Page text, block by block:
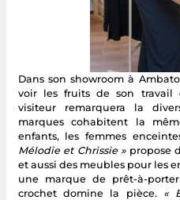
Dans son showroom à
voir les fruits de son travail
visiteur remarquera la
marques cohabitent la
enfants, les femmes
Mélodie et Chrissie »propose
et aussi des meubles pour les
une marque de prêt-à-
crochet domine la pièce. «